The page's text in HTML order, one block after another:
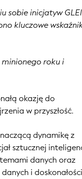
sobie inicjatyw
kluczowe
roku i
okazję do
w przyszłość.
dynamikę z
sztucznej
danych oraz
i doskonałości